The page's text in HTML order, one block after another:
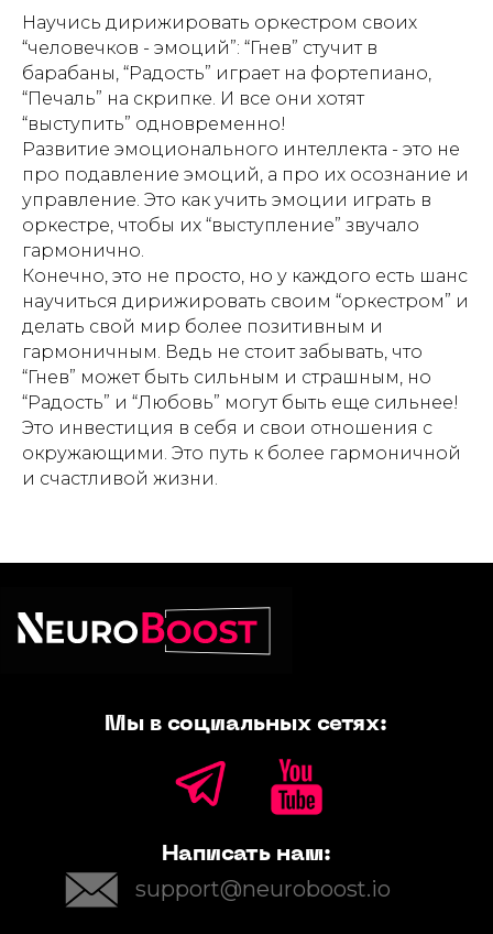
Научись дирижировать оркестром своих
“человечков - эмоций”: “Гнев” стучит в
барабаны, “Радость” играет на фортепиано,
“Печаль” на скрипке. И все они хотят
“выступить” одновременно!
Развитие эмоционального интеллекта - это не
про подавление эмоций, а про их осознание и
управление. Это как учить эмоции играть в
оркестре, чтобы их “выступление” звучало
гармонично.
Конечно, это не просто, но у каждого есть шанс
научиться дирижировать своим “оркестром” и
делать свой мир более позитивным и
гармоничным. Ведь не стоит забывать, что
“Гнев” может быть сильным и страшным, но
“Радость” и “Любовь” могут быть еще сильнее!
Это инвестиция в себя и свои отношения с
окружающими. Это путь к более гармоничной
и счастливой жизни.